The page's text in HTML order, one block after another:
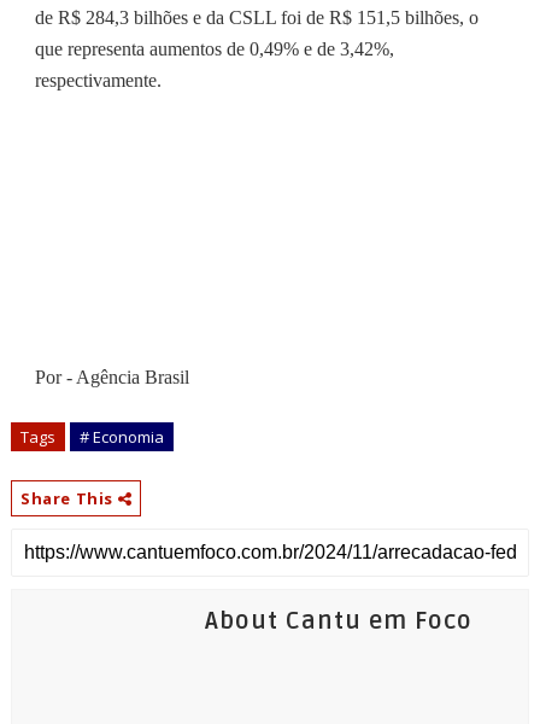
de R$ 284,3 bilhões e da CSLL foi de R$ 151,5 bilhões, o
que representa aumentos de 0,49% e de 3,42%,
respectivamente.
Por - Agência Brasil
Tags # Economia
Share This
About Cantu em Foco